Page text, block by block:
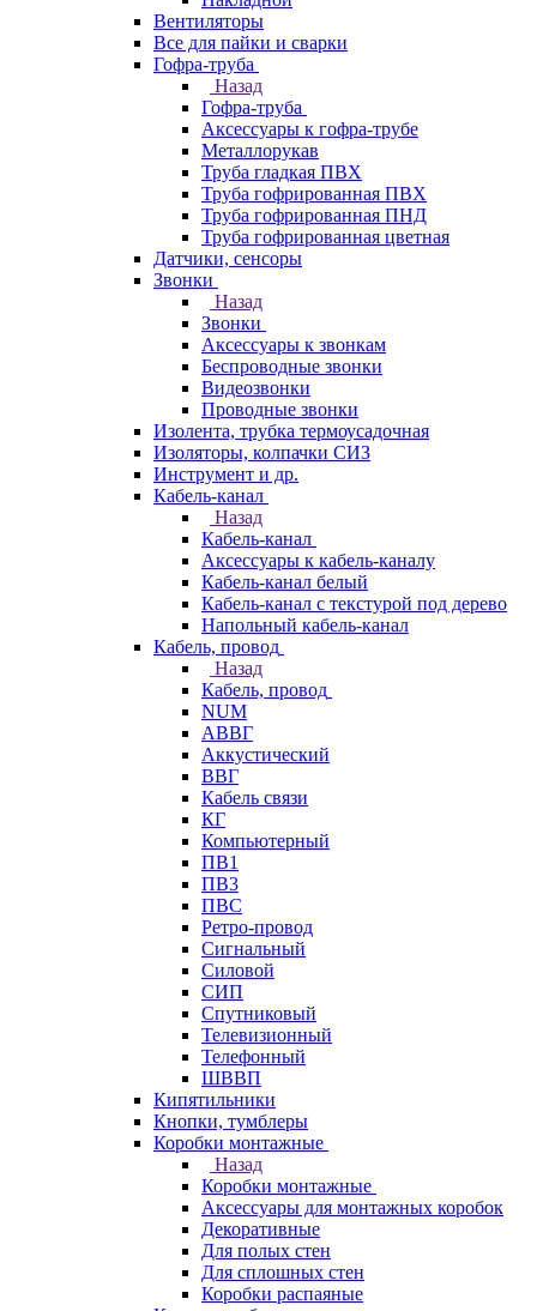
Вентиляторы
Все для пайки и сварки
Гофра-труба
Назад
Гофра-труба
Аксессуары к гофра-трубе
Металлорукав
Труба гладкая ПВХ
Труба гофрированная ПВХ
Труба гофрированная ПНД
Труба гофрированная цветная
Датчики, сенсоры
Звонки
Назад
Звонки
Аксессуары к звонкам
Беспроводные звонки
Видеозвонки
Проводные звонки
Изолента, трубка термоусадочная
Изоляторы, колпачки СИЗ
Инструмент и др.
Кабель-канал
Назад
Кабель-канал
Аксессуары к кабель-каналу
Кабель-канал белый
Кабель-канал с текстурой под дерево
Напольный кабель-канал
Кабель, провод
Назад
Кабель, провод
NUM
АВВГ
Аккустический
ВВГ
Кабель связи
КГ
Компьютерный
ПВ1
ПВ3
ПВС
Ретро-провод
Сигнальный
Силовой
СИП
Спутниковый
Телевизионный
Телефонный
ШВВП
Кипятильники
Кнопки, тумблеры
Коробки монтажные
Назад
Коробки монтажные
Аксессуары для монтажных коробок
Декоративные
Для полых стен
Для сплошных стен
Коробки распаяные